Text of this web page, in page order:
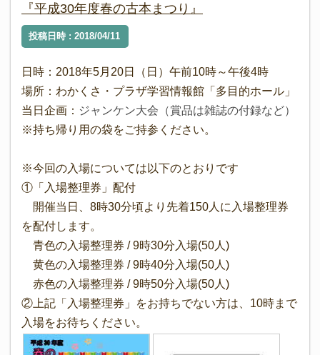
『平成30年度春の古本まつり』
投稿日時 : 2018/04/11
日時：2018年5月20日（日）午前10時～午後4時
場所：わかくさ・プラザ学習情報館「多目的ホール」
当日企画： ジャンケン大会（賞品は雑誌の付録など）
※持ち帰り用の袋をご持参ください。
※今回の入場については以下のとおりです
①「入場整理券」配付
開催当日、8時30分頃より先着150人に入場整理券
を配付します。
青色の入場整理券 / 9時30分入場(50人)
黄色の入場整理券 / 9時40分入場(50人)
赤色の入場整理券 / 9時50分入場(50人)
②上記「入場整理券」をお持ちでない方は、10時まで
入場をお待ちください。